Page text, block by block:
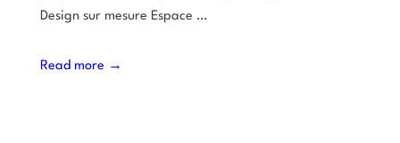
Design sur mesure Espace …
Read more →